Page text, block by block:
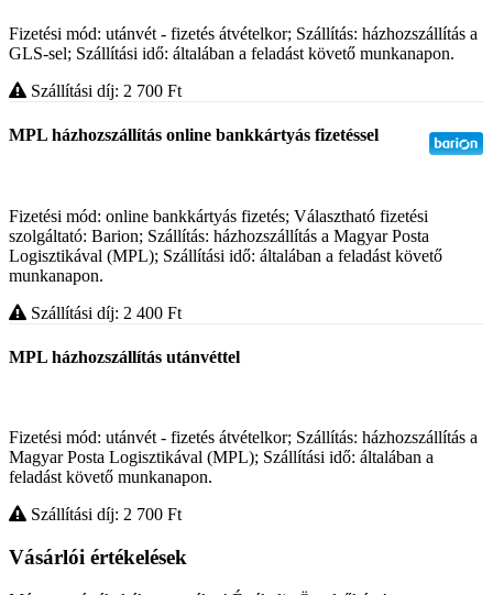
Fizetési mód: utánvét - fizetés átvételkor; Szállítás: házhozszállítás a
GLS-sel; Szállítási idő: általában a feladást követő munkanapon.
Szállítási díj: 2 700 Ft
MPL házhozszállítás online bankkártyás fizetéssel
Fizetési mód: online bankkártyás fizetés; Választható fizetési
szolgáltató: Barion; Szállítás: házhozszállítás a Magyar Posta
Logisztikával (MPL); Szállítási idő: általában a feladást követő
munkanapon.
Szállítási díj: 2 400 Ft
MPL házhozszállítás utánvéttel
Fizetési mód: utánvét - fizetés átvételkor; Szállítás: házhozszállítás a
Magyar Posta Logisztikával (MPL); Szállítási idő: általában a
feladást követő munkanapon.
Szállítási díj: 2 700 Ft
Vásárlói értékelések